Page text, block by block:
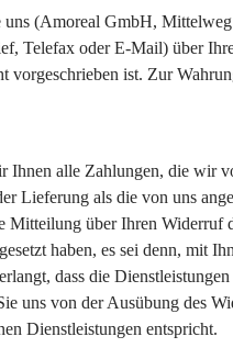
uns (Amoreal GmbH,
Telefax oder E-Mail) über
ist. Zur
Ihnen alle Zahlungen, die wir
Lieferung als die von uns
Mitteilung über Ihren
haben, es sei denn, mit
dass die
uns von der Ausübung des
Dienstleistungen entspricht.